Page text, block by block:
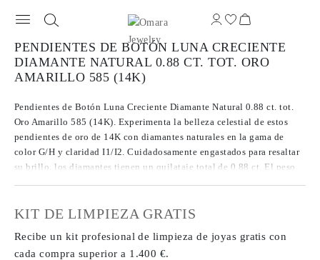
PENDIENTES DE BOTÓN LUNA CRECIENTE
DIAMANTE NATURAL 0.88 CT. TOT. ORO
AMARILLO 585 (14K)
Pendientes de Botón Luna Creciente Diamante Natural 0.88 ct. tot.
Oro Amarillo 585 (14K). Experimenta la belleza celestial de estos
pendientes de oro de 14K con diamantes naturales en la gama de
color G/H y claridad I1/I2. Cuidadosamente engastados para resaltar
su brillo, los diamantes tienen un quilataje total de 0.88 ct. El peso
impactante.
KIT DE LIMPIEZA GRATIS
Recibe un kit profesional de limpieza de joyas gratis con
cada compra superior a 1.400 €.